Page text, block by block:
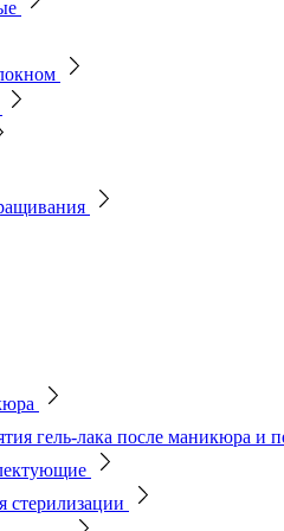
гель-лака после маникюра и
стерилизации